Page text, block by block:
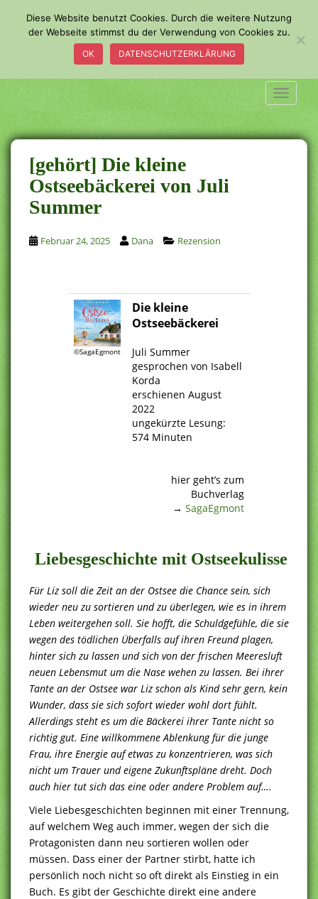
a
i
n
c
o
n
t
e
n
t
[gehört] Die kleine
Ostseebäckerei von Juli
Summer
Februar 24, 2025 Dana Rezension
©SagaEgmont
Die kleine
Ostseebäckerei
Juli Summer
gesprochen von Isabell
Korda
erschienen August
2022
ungekürzte Lesung:
574 Minuten
hier geht’s zum
Buchverlag
→ SagaEgmont
Liebesgeschichte mit Ostseekulisse
Für Liz soll die Zeit an der Ostsee die Chance sein, sich
wieder neu zu sortieren und zu überlegen, wie es in ihrem
Leben weitergehen soll. Sie hofft, die Schuldgefühle, die sie
wegen des tödlichen Überfalls auf ihren Freund plagen,
hinter sich zu lassen und sich von der frischen Meeresluft
neuen Lebensmut um die Nase wehen zu lassen. Bei ihrer
Tante an der Ostsee war Liz schon als Kind sehr gern, kein
Wunder, dass sie sich sofort wieder wohl dort fühlt.
Allerdings steht es um die Bäckerei ihrer Tante nicht so
richtig gut. Eine willkommene Ablenkung für die junge
Frau, ihre Energie auf etwas zu konzentrieren, was sich
nicht um Trauer und eigene Zukunftspläne dreht. Doch
auch hier tut sich das eine oder andere Problem auf….
Viele Liebesgeschichten beginnen mit einer Trennung,
auf welchem Weg auch immer, wegen der sich die
Protagonisten dann neu sortieren wollen oder
müssen. Dass einer der Partner stirbt, hatte ich
persönlich noch nicht so oft direkt als Einstieg in ein
Buch. Es gibt der Geschichte direkt eine andere
Diese Website benutzt Cookies. Durch die weitere Nutzung
der Webseite stimmst du der Verwendung von Cookies zu.
OK DATENSCHUTZERKLÄRUNG